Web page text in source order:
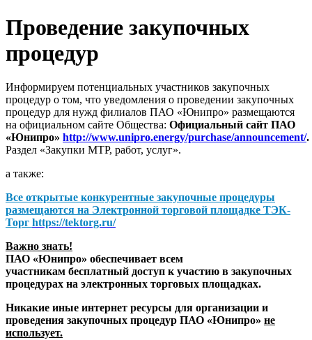
Проведение закупочных
процедур
Информируем потенциальных участников закупочных
процедур о том, что уведомления о проведении закупочных
процедур для нужд филиалов ПАО «Юнипро» размещаются
на официальном сайте Общества: Официальный сайт ПАО
«Юнипро» http://www.unipro.energy/purchase/announcement/.
Раздел «Закупки МТР, работ, услуг».
а также:
Все открытые конкурентные закупочные процедуры
размещаются на Электронной торговой площадке ТЭК-
Торг https://tektorg.ru/
Важно знать!
ПАО «Юнипро» обеспечивает всем
участникам бесплатный доступ к участию в закупочных
процедурах на электронных торговых площадках.
Никакие иные интернет ресурсы для организации и
проведения закупочных процедур ПАО «Юнипро» не
использует.